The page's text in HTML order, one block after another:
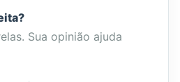
Sua opinião ajuda